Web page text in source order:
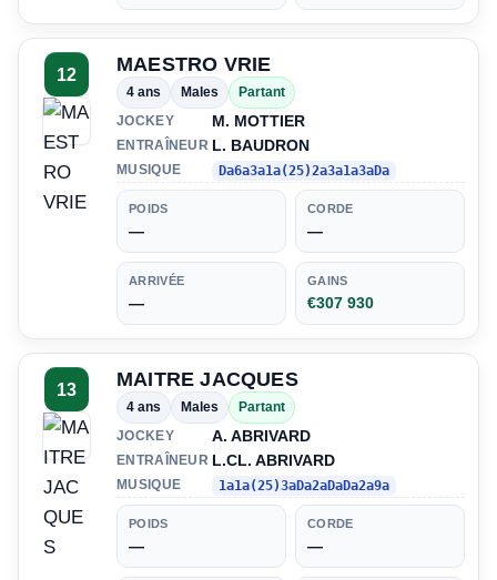
12 MAESTRO VRIE
4 ans Males
Partant
JOCKEY
M. MOTTIER
ENTRAÎNEUR L. BAUDRON
MUSIQUE Da6a3a1a(25)2a3a1a3aDa
POIDS
—
CORDE
—
ARRIVÉE
—
GAINS
€307 930
13 MAITRE JACQUES
4 ans Males
Partant
JOCKEY
A. ABRIVARD
ENTRAÎNEUR L.CL. ABRIVARD
MUSIQUE 1a1a(25)3aDa2aDaDa2a9a
POIDS
—
CORDE
—